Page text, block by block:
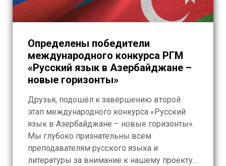
Определены победители
международного конкурса РГМ
«Русский язык в Азербайджане –
новые горизонты»
Друзья, подошёл к завершению второй
этап международного конкурса «Русский
язык в Азербайджане – новые горизонты».
Мы глубоко признательны всем
преподавателям русского языка и
литературы за внимание к нашему проекту.